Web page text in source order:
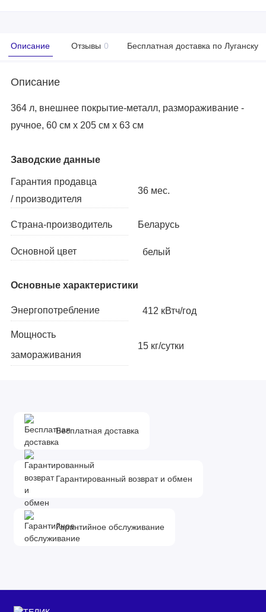
Описание Отзывы 0 Бесплатная доставка по Луганску
Описание
364 л, внешнее покрытие-металл, размораживание -
ручное, 60 см х 205 см х 63 см
Заводские данные
Гарантия продавца
/ производителя
36 мес.
Страна-производитель Беларусь
Основной цвет белый
Основные характеристики
Энергопотребление 412 кВтч/год
Мощность
замораживания
15 кг/сутки
/ НТО
Размораживание
холодильной камеры
Мин. температура
морозильный камеры
/ НТО
камера)
Бесплатная доставка
Гарантированный возврат и обмен
Гарантийное обслуживание